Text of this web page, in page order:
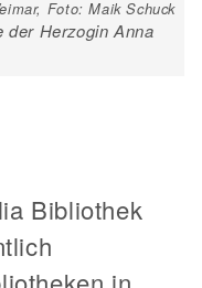
Foto: Maik Schuck
der Herzogin Anna
Bibliothek